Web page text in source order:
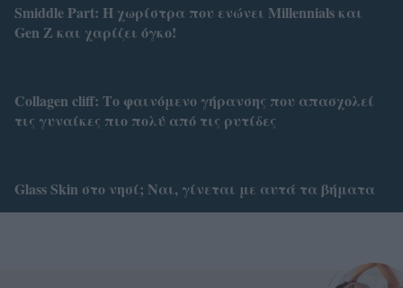
Smiddle Part: Η χωρίστρα που ενώνει Millennials και
Gen Z και χαρίζει όγκο!
Collagen cliff: Το φαινόμενο γήρανσης που απασχολεί
τις γυναίκες πιο πολύ από τις ρυτίδες
Glass Skin στο νησί; Ναι, γίνεται με αυτά τα βήματα